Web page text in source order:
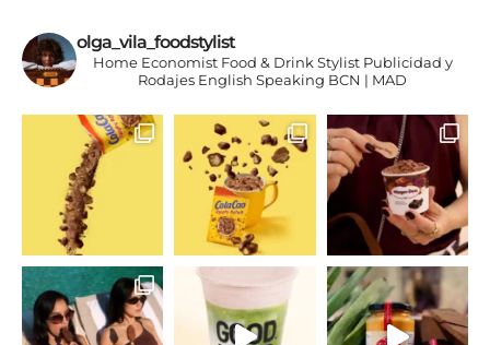
olga_vila_foodstylist
Home EconomistFood & Drink StylistPublicidad y
Rodajes English Speaking BCN | MAD